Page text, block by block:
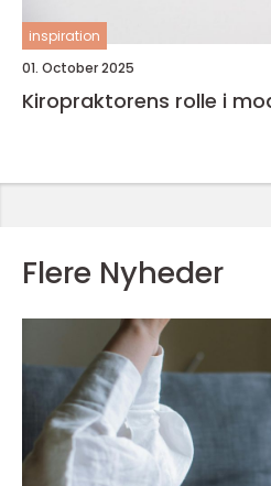
inspiration
01. October 2025
Kiropraktorens rolle i
Flere Nyheder